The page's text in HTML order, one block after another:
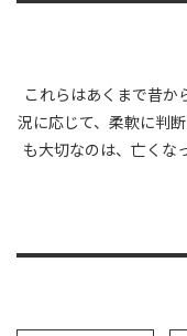
これらはあくまで昔か
況に応じて、柔軟に判
も大切なのは、亡くな